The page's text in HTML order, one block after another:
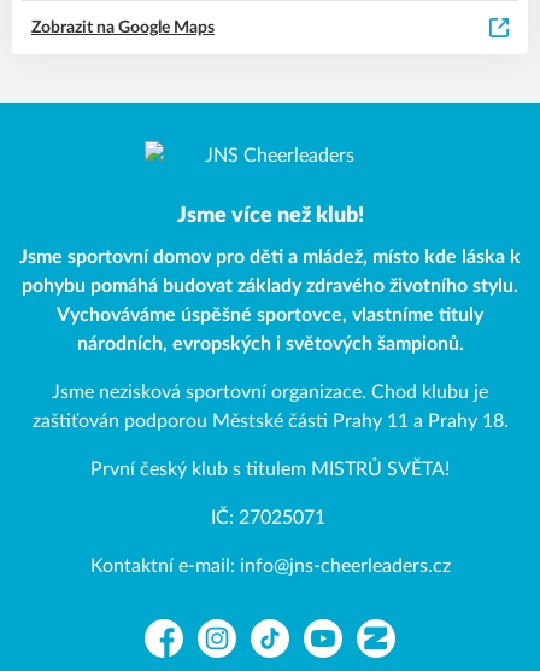
Zobrazit na Google Maps
Jsme více než klub!
Jsme sportovní domov pro děti a mládež, místo kde láska k
pohybu pomáhá budovat základy zdravého životního stylu.
Vychováváme úspěšné sportovce, vlastníme tituly
národních, evropských i světových šampionů.
Jsme nezisková sportovní organizace. Chod klubu je
zaštiťován podporou Městské části Prahy 11 a Prahy 18.
První český klub s titulem MISTRŮ SVĚTA!
IČ: 27025071
Kontaktní e-mail: info@jns-cheerleaders.cz
FacebookInstagram
TikTok YouTubeZonerama